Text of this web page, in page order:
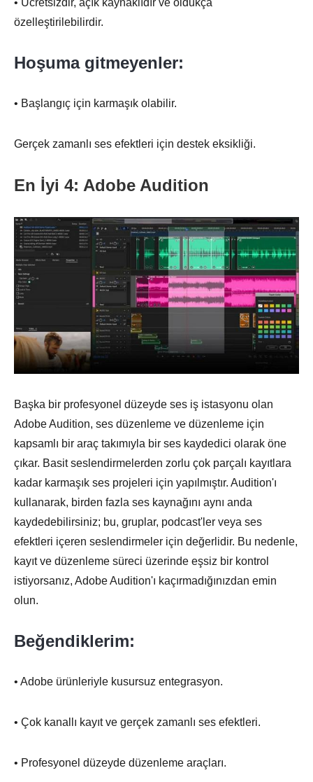
• Ücretsizdir, açık kaynaklıdır ve oldukça
özelleştirilebilirdir.
Hoşuma gitmeyenler:
• Başlangıç için karmaşık olabilir.
Gerçek zamanlı ses efektleri için destek eksikliği.
En İyi 4: Adobe Audition
Başka bir profesyonel düzeyde ses iş istasyonu olan
Adobe Audition, ses düzenleme ve düzenleme için
kapsamlı bir araç takımıyla bir ses kaydedici olarak öne
çıkar. Basit seslendirmelerden zorlu çok parçalı kayıtlara
kadar karmaşık ses projeleri için yapılmıştır. Audition'ı
kullanarak, birden fazla ses kaynağını aynı anda
kaydedebilirsiniz; bu, gruplar, podcast'ler veya ses
efektleri içeren seslendirmeler için değerlidir. Bu nedenle,
kayıt ve düzenleme süreci üzerinde eşsiz bir kontrol
istiyorsanız, Adobe Audition'ı kaçırmadığınızdan emin
olun.
Beğendiklerim:
• Adobe ürünleriyle kusursuz entegrasyon.
• Çok kanallı kayıt ve gerçek zamanlı ses efektleri.
• Profesyonel düzeyde düzenleme araçları.